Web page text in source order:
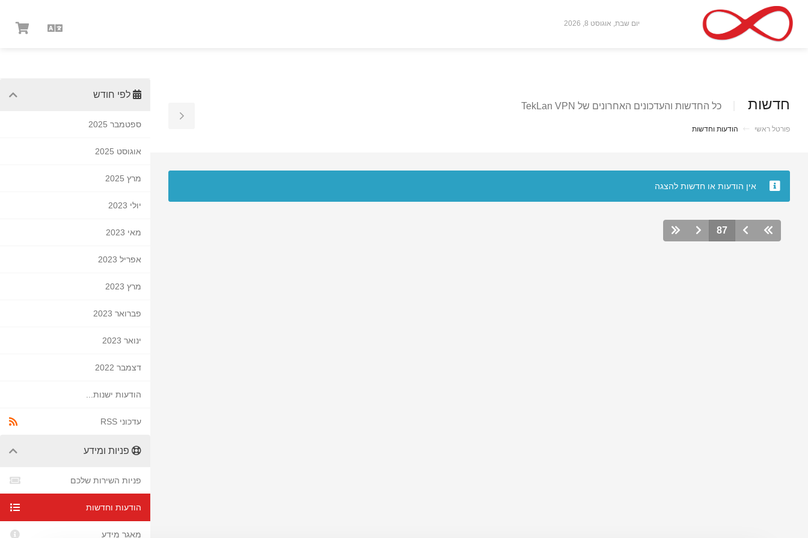
יום שבת, אוגוסט 8, 2026
עברית
חדשות כל החדשות והעדכונים האחרונים של TekLan VPN
פורטל ראשי הודעות וחדשות
Toggle
אין הודעות או חדשות להצגה
87
לפי חודש
ספטמבר 2025
אוגוסט 2025
מרץ 2025
יולי 2023
מאי 2023
אפריל 2023
מרץ 2023
פברואר 2023
ינואר 2023
דצמבר 2022
הודעות ישנות...
עדכוני RSS
פניות ומידע
פניות השירות שלכם
הודעות וחדשות
מאגר מידע